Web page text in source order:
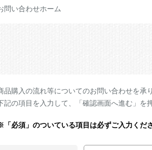
問い合わせホーム
品購入の流れ等についてのお問い合わせを承
記の項目を入力して、「確認画面へ進む」を
「必須」のついている項目は必ずご入力くださ